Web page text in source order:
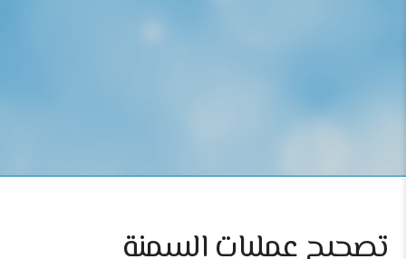
تصحيح عمليات السمنة